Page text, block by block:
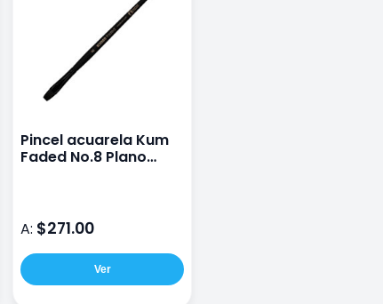
Pincel acuarela Kum
Faded No.8 Plano
A: $271.00
Ver